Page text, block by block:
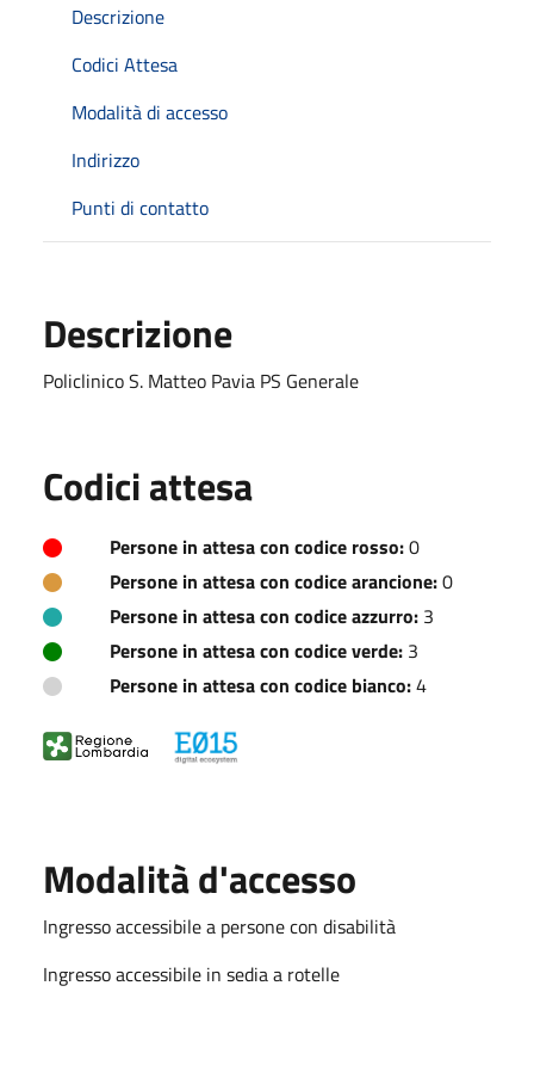
Descrizione
Codici Attesa
Modalità di accesso
Indirizzo
Punti di contatto
Descrizione
Policlinico S. Matteo Pavia PS Generale
Codici attesa
Persone in attesa con codice rosso:0
Persone in attesa con codice arancione:0
Persone in attesa con codice azzurro: 3
Persone in attesa con codice verde: 3
Persone in attesa con codice bianco:4
Modalità d'accesso
Ingresso accessibile a persone con disabilità
Ingresso accessibile in sedia a rotelle